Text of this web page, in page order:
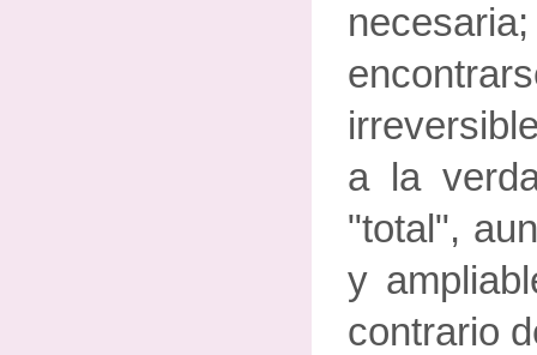
a la
"total",
y
contrario